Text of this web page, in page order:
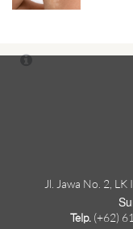
Jl. Jawa No. 2,
Telp. (+62)